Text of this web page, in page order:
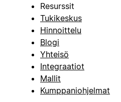
Resurssit
Tukikeskus
Hinnoittelu
Blogi
Yhteisö
Integraatiot
Mallit
Kumppaniohjelmat